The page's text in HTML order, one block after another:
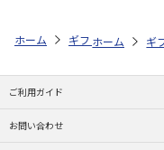
ホーム ギフト通販 内
ホーム ギ
ご利用ガイド
お問い合わせ